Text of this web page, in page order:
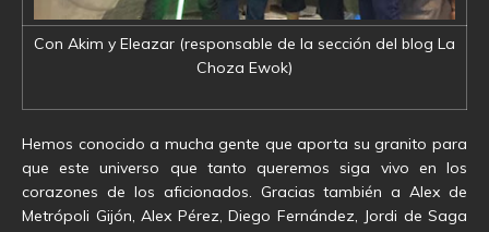
Con Akim y Eleazar (responsable de la sección del blog La
Choza Ewok)
Hemos conocido a mucha gente que aporta su granito para
que este universo que tanto queremos siga vivo en los
corazones de los aficionados. Gracias también a Alex de
Metrópoli Gijón, Alex Pérez, Diego Fernández, Jordi de Saga